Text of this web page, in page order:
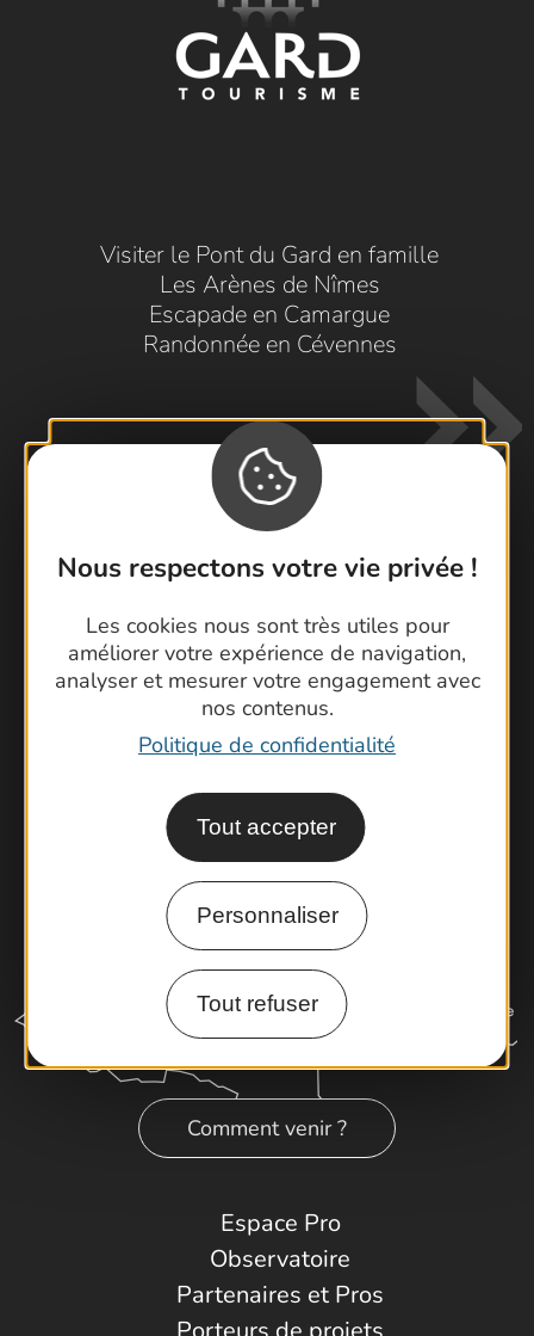
Nous respectons votre vie privée !
Les cookies nous sont très utiles pour
améliorer votre expérience de navigation,
analyser et mesurer votre engagement avec
nos contenus.
Politique de confidentialité
Tout accepter
Personnaliser
Tout refuser
Visiter le Pont du Gard en famille
Les Arènes de Nîmes
Escapade en Camargue
Randonnée en Cévennes
Foire aux questions
Brochures
Cartoguides et Topoguides
Latitude Gard
Comment venir ?
Espace Pro
Observatoire
Partenaires et Pros